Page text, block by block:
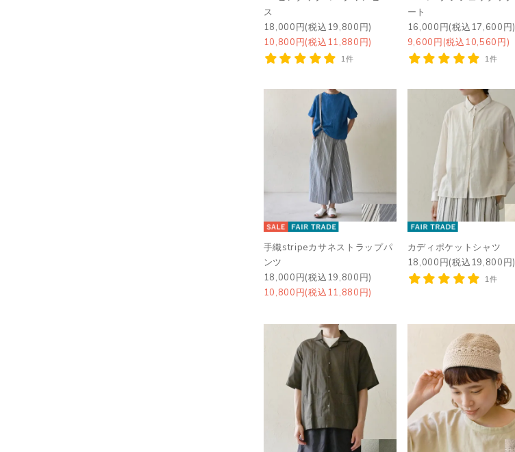
ス
18,000円(税込19,800円)
10,800円(税込11,880円)
1件
ート
16,000円(税込17,600円)
9,600円(税込10,560円)
1件
手織stripeカサネストラップパ
ンツ
18,000円(税込19,800円)
10,800円(税込11,880円)
カディポケットシャツ
18,000円(税込19,800円)
1件